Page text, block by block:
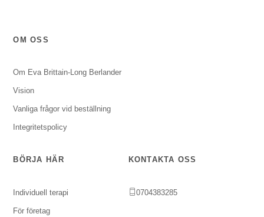
OM OSS
Om Eva Brittain-Long Berlander
Vision
Vanliga frågor vid beställning
Integritetspolicy
BÖRJA HÄR
Individuell terapi
För företag
KONTAKTA OSS
0704383285